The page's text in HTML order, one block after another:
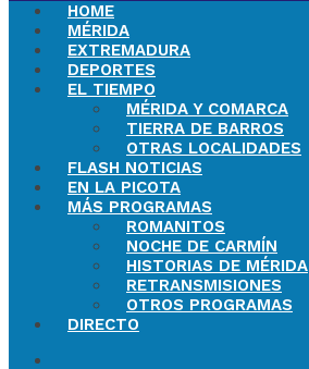
HOME
MÉRIDA
EXTREMADURA
DEPORTES
EL TIEMPO
MÉRIDA Y COMARCA
TIERRA DE BARROS
OTRAS LOCALIDADES
FLASH NOTICIAS
EN LA PICOTA
MÁS PROGRAMAS
ROMANITOS
NOCHE DE CARMÍN
HISTORIAS DE MÉRIDA
RETRANSMISIONES
OTROS PROGRAMAS
DIRECTO